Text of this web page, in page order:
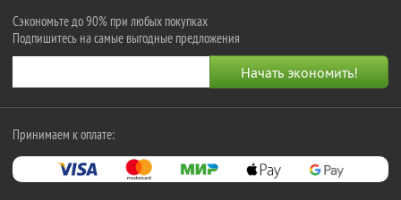
Сэкономьте до 90% при любых покупках
Подпишитесь на самые выгодные предложения
Принимаем к оплате: